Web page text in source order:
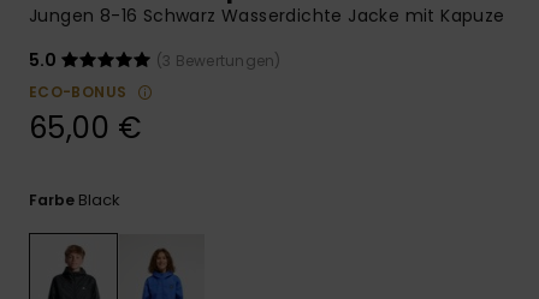
Finden Sie
die häufigsten
Fragen sowie
Jungen 8-16 Schwarz Wasserdichte Jacke mit Kapuze
5.0
(3 Bewertungen)
ECO-BONUS
65,00 €
Farbe Black